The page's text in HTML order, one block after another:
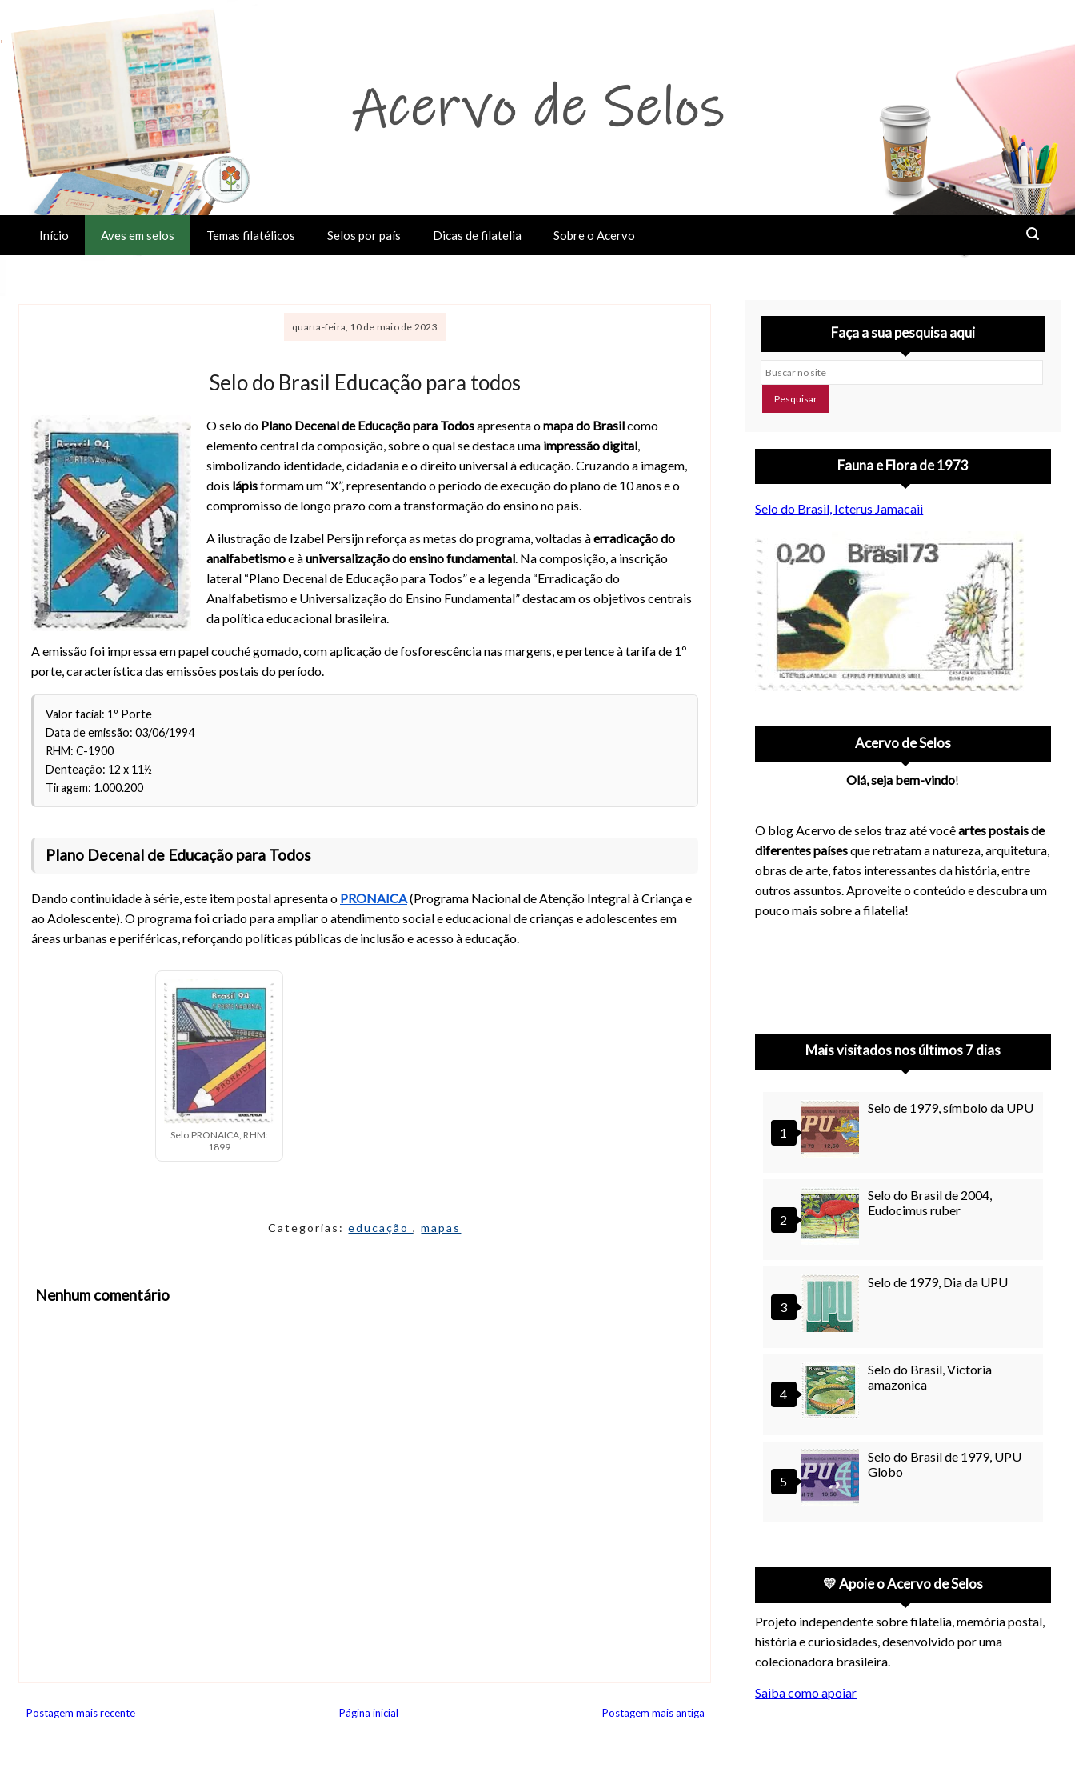
Início Aves em selos Temas filatélicos Selos por país Dicas de filatelia Sobre o Acervo
quarta-feira, 10 de maio de 2023
Selo do Brasil Educação para todos
Selo Plano Decenal de Educação para Todos no Brasil
O selo do Plano Decenal de Educação para Todosapresenta omapa do Brasilcomo
elemento central da composição, sobre o qual se destaca uma impressão digital
simbolizando identidade, cidadania e o direito universal à educação. Cruzando a imagem,
dois lápisformam um “X”, representando o período de execução do plano de 10 anos e o
compromisso de longo prazo com a transformação do ensino no país.
A ilustração de Izabel Persijn reforça as metas do programa, voltadas àerradicação do
analfabetismoe àuniversalização do ensino fundamental . Na composição, a inscrição
lateral “Plano Decenal de Educação para Todos” e a legenda “Erradicação do
Analfabetismo e Universalização do Ensino Fundamental” destacam os objetivos centrais
da política educacional brasileira.
A emissão foi impressa em papel couché gomado, com aplicação de fosforescência nas margens, e pertence à tarifa de 1º
porte, característica das emissões postais do período.
Valor facial: 1º Porte
Data de emissão: 03/06/1994
RHM: C-1900
Denteação: 12 x 11½
Tiragem: 1.000.200
Plano Decenal de Educação para Todos
Dando continuidade à série, este item postal apresenta o PRONAICA(Programa Nacional de Atenção Integral à Criança e
ao Adolescente). O programa foi criado para ampliar o atendimento social e educacional de crianças e adolescentes em
áreas urbanas e periféricas, reforçando políticas públicas de inclusão e acesso à educação.
Selo PRONAICA, RHM:
1899
Categorias:educação,mapas
Nenhum comentário
Postagem mais recente Postagem mais antiga
Página inicial
Faça a sua pesquisa aqui
Buscar no site
Fauna e Flora de 1973
Selo do Brasil, Icterus Jamacaii
Acervo de Selos
Olá, seja bem-vindo!
O blog Acervo de selos traz até vocêartes postais de
diferentes paísesque retratam a natureza, arquitetura,
obras de arte, fatos interessantes da história, entre
outros assuntos. Aproveite o conteúdo e descubra um
pouco mais sobre a filatelia!
Mais visitados nos últimos 7 dias
Selo de 1979, símbolo da UPU
Selo do Brasil de 2004,
Eudocimus ruber
Selo de 1979, Dia da UPU
Selo do Brasil, Victoria
amazonica
Selo do Brasil de 1979, UPU
Globo
💛 Apoie o Acervo de Selos
Projeto independente sobre filatelia, memória postal,
história e curiosidades, desenvolvido por uma
colecionadora brasileira.
Saiba como apoiar